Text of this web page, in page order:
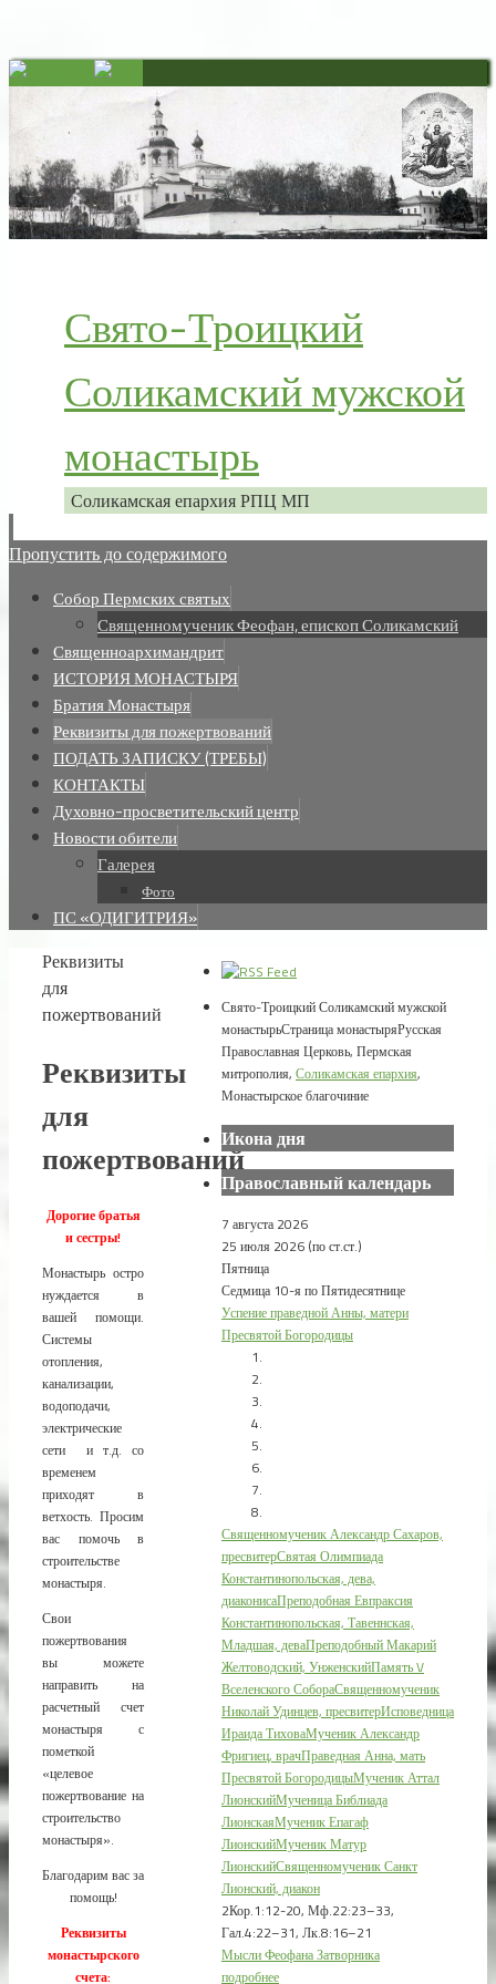
Свято-Троицкий
Соликамский мужской
монастырь
Соликамская епархия РПЦ МП
Пропустить до содержимого
Собор Пермских святых
Священномученик Феофан, епископ Соликамский
Священноархимандрит
ИСТОРИЯ МОНАСТЫРЯ
Братия Монастыря
Реквизиты для пожертвований
ПОДАТЬ ЗАПИСКУ (ТРЕБЫ)
КОНТАКТЫ
Духовно-просветительский центр
Новости обители
Галерея
Фото
ПС «ОДИГИТРИЯ»
Реквизиты
для
пожертвований
Реквизиты
для
пожертвований
Дорогие братья
и сестры!
Монастырь остро
нуждается в
вашей помощи.
Системы
отопления,
канализации,
водоподачи,
электрические
сети и т.д. со
временем
приходят в
ветхость. Просим
вас помочь в
строительстве
монастыря.
Свои
пожертвования
вы можете
направить на
расчетный счет
монастыря с
пометкой
«целевое
пожертвование на
строительство
монастыря».
Благодарим вас за
помощь!
Реквизиты
монастырского
счета:
Свято-Троицкий Соликамский мужской
монастырьСтраница монастыряРусская
Православная Церковь, Пермская
митрополия, Соликамская епархия,
Монастырское благочиние
Икона дня
Православный календарь
7 августа 2026
25 июля 2026 (по ст.ст.)
Пятница
Седмица 10-я по Пятидесятнице
Успение праведной Анны, матери
Пресвятой Богородицы
Священномученик Александр Сахаров,
пресвитерСвятая Олимпиада
Константинопольская, дева,
диаконисаПреподобная Евпраксия
Константинопольская, Тавеннская,
Младшая, деваПреподобный Макарий
Желтоводский, УнженскийПамять V
Вселенского СобораСвященномученик
Николай Удинцев, пресвитерИсповедница
Ираида ТиховаМученик Александр
Фригиец, врачПраведная Анна, мать
Пресвятой БогородицыМученик Аттал
ЛионскийМученица Библиада
ЛионскаяМученик Епагаф
ЛионскийМученик Матур
ЛионскийСвященномученик Санкт
Лионский, диакон
2Кор.1:12-20, Мф.22:23–33,
Гал.4:22–31, Лк.8:16–21
Мысли Феофана Затворника
подробнее